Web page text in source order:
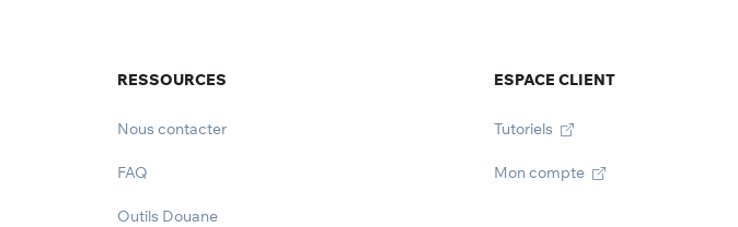
RESSOURCES
Nous contacter
FAQ
Outils Douane
ESPACE CLIENT
Tutoriels
Mon compte